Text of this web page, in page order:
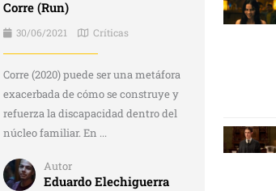
Corre (Run)
30/06/2021 Críticas
Corre (2020) puede ser una metáfora
exacerbada de cómo se construye y
refuerza la discapacidad dentro del
núcleo familiar. En ...
Autor
Eduardo Elechiguerra